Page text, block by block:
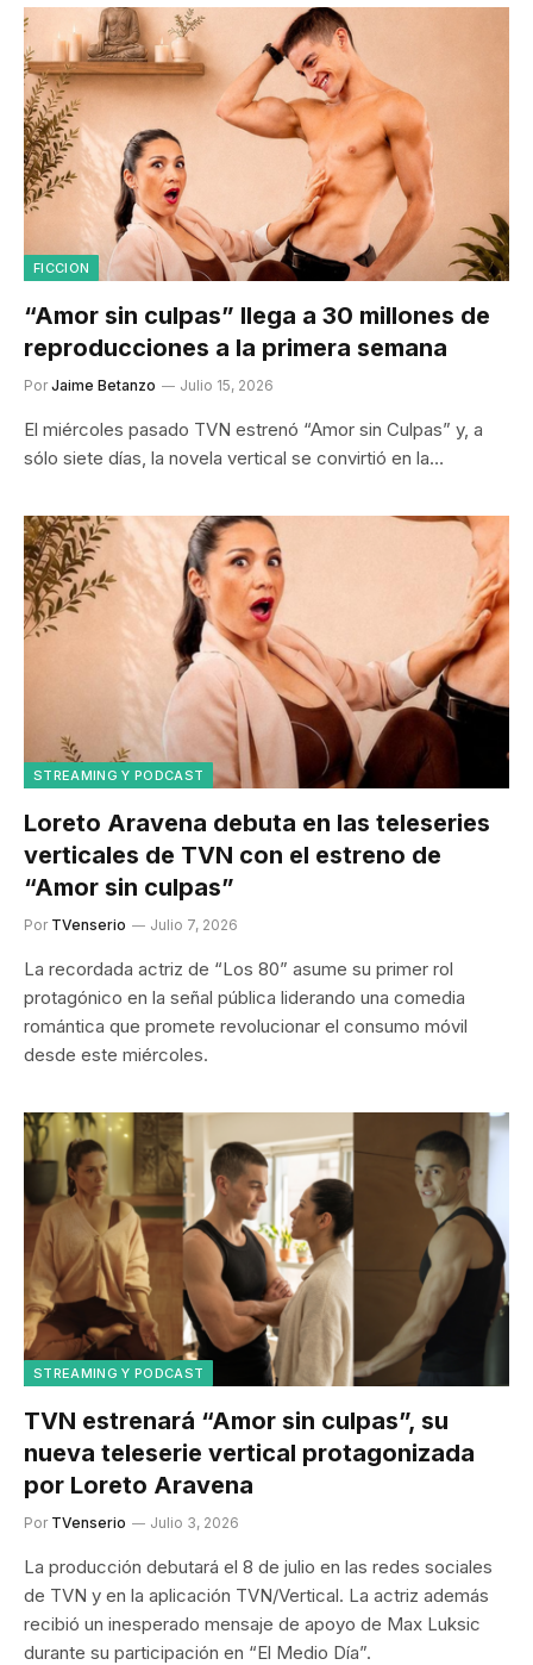
FICCION
“Amor sin culpas” llega a 30 millones de
reproducciones a la primera semana
Por Jaime Betanzo Julio 15, 2026
El miércoles pasado TVN estrenó “Amor sin Culpas” y, a
sólo siete días, la novela vertical se convirtió en la…
STREAMING Y PODCAST
Loreto Aravena debuta en las teleseries
verticales de TVN con el estreno de
“Amor sin culpas”
Por TVenserio Julio 7, 2026
La recordada actriz de “Los 80” asume su primer rol
protagónico en la señal pública liderando una comedia
romántica que promete revolucionar el consumo móvil
desde este miércoles.
STREAMING Y PODCAST
TVN estrenará “Amor sin culpas”, su
nueva teleserie vertical protagonizada
por Loreto Aravena
Por TVenserio Julio 3, 2026
La producción debutará el 8 de julio en las redes sociales
de TVN y en la aplicación TVN/Vertical. La actriz además
recibió un inesperado mensaje de apoyo de Max Luksic
durante su participación en “El Medio Día”.